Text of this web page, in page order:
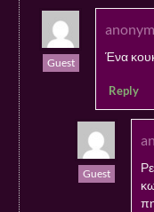
Guest Ένα
Reply
Guest